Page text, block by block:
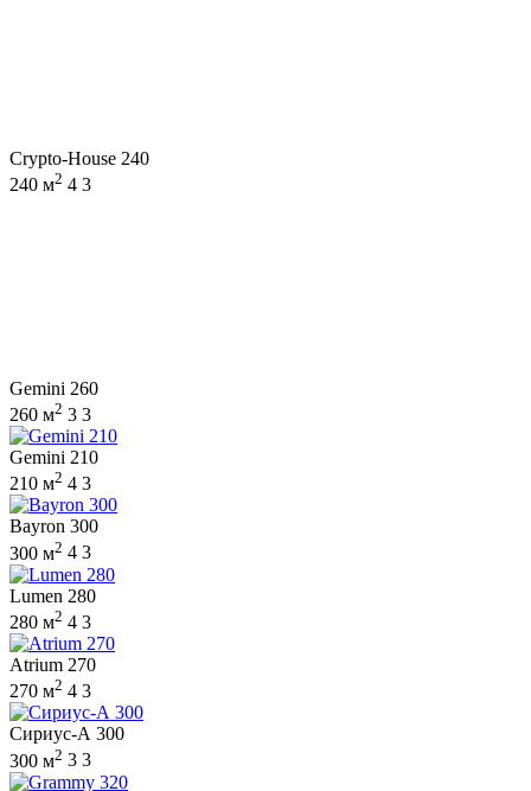
Crypto-House 240
240 м2 4 3
Gemini 260
260 м2 3 3
Gemini 210
210 м2 4 3
Bayron 300
300 м2 4 3
Lumen 280
280 м2 4 3
Atrium 270
270 м2 4 3
Сириус-А 300
300 м2 3 3